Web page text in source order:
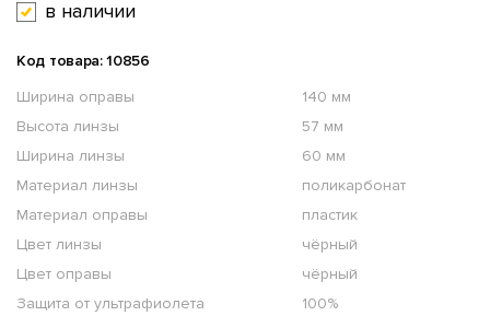
в наличии
Код товара: 10856
Ширина оправы
140 мм
Высота линзы
57 мм
Ширина линзы
60 мм
Материал линзы
поликарбонат
Материал оправы
пластик
Цвет линзы
чёрный
Цвет оправы
чёрный
Защита от ультрафиолета
100%